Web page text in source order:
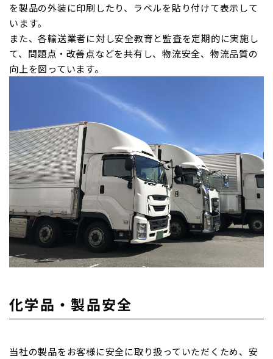
を製品の外装に印刷したり、ラベルを貼り付けて表示して
います。
また、各輸送業者に対し安全教育と監査を定期的に実施し
て、問題点・改善点などを共有し、物流安全、物流品質の
向上を図っています。
化学品・製品安全
当社の製品をお客様に安全に取り扱っていただくため、安